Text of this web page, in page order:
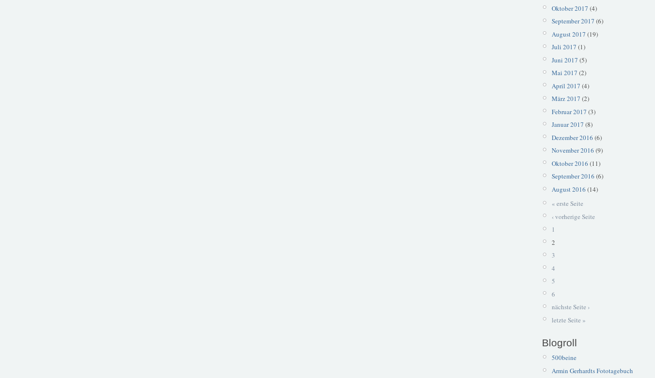
Oktober 2017 (4)
September 2017 (6)
August 2017 (19)
Juli 2017 (1)
Juni 2017 (5)
Mai 2017 (2)
April 2017 (4)
März 2017 (2)
Februar 2017 (3)
Januar 2017 (8)
Dezember 2016 (6)
November 2016 (9)
Oktober 2016 (11)
September 2016 (6)
August 2016 (14)
« erste Seite
‹ vorherige Seite
1
2
3
4
5
6
nächste Seite ›
letzte Seite »
Blogroll
500beine
Armin Gerhardts Fototagebuch